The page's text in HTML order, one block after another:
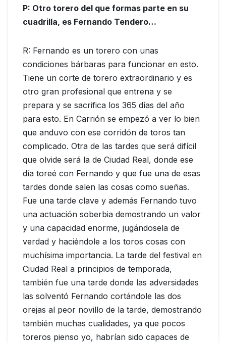
P: Otro torero del que formas parte en su
cuadrilla, es Fernando Tendero…
R: Fernando es un torero con unas
condiciones bárbaras para funcionar en esto.
Tiene un corte de torero extraordinario y es
otro gran profesional que entrena y se
prepara y se sacrifica los 365 días del año
para esto. En Carrión se empezó a ver lo bien
que anduvo con ese corridón de toros tan
complicado. Otra de las tardes que será difícil
que olvide será la de Ciudad Real, donde ese
día toreé con Fernando y que fue una de esas
tardes donde salen las cosas como sueñas.
Fue una tarde clave y además Fernando tuvo
una actuación soberbia demostrando un valor
y una capacidad enorme, jugándosela de
verdad y haciéndole a los toros cosas con
muchísima importancia. La tarde del festival en
Ciudad Real a principios de temporada,
también fue una tarde donde las adversidades
las solventó Fernando cortándole las dos
orejas al peor novillo de la tarde, demostrando
también muchas cualidades, ya que pocos
toreros pienso yo, habrían sido capaces de